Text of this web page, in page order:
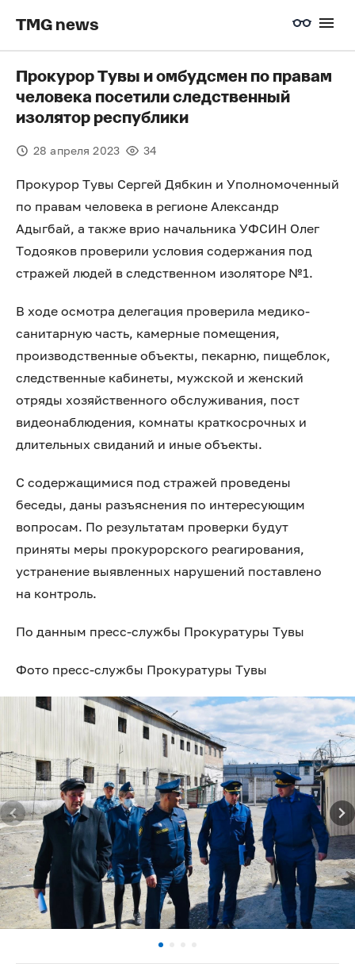
TMG news
Прокурор Тувы и омбудсмен по правам
человека посетили следственный
изолятор республики
28 апреля 2023 34
Прокурор Тувы Сергей Дябкин и Уполномоченный
по правам человека в регионе Александр
Адыгбай, а также врио начальника УФСИН Олег
Тодояков проверили условия содержания под
стражей людей в следственном изоляторе №1.
В ходе осмотра делегация проверила медико-
санитарную часть, камерные помещения,
производственные объекты, пекарню, пищеблок,
следственные кабинеты, мужской и женский
отряды хозяйственного обслуживания, пост
видеонаблюдения, комнаты краткосрочных и
длительных свиданий и иные объекты.
С содержащимися под стражей проведены
беседы, даны разъяснения по интересующим
вопросам. По результатам проверки будут
приняты меры прокурорского реагирования,
устранение выявленных нарушений поставлено
на контроль.
По данным пресс-службы Прокуратуры Тувы
Фото пресс-службы Прокуратуры Тувы